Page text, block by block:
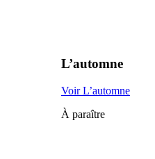
L’automne
Voir L’automne
À paraître